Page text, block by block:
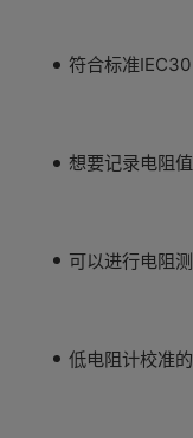
符合标准
想要记录电阻
可以进行电阻
低电阻计校准